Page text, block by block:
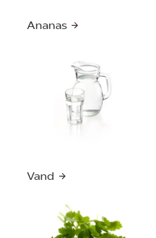
Ananas
Vand